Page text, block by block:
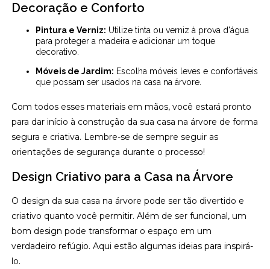
Decoração e Conforto
Pintura e Verniz: Utilize tinta ou verniz à prova d'água
para proteger a madeira e adicionar um toque
decorativo.
Móveis de Jardim: Escolha móveis leves e confortáveis
que possam ser usados na casa na árvore.
Com todos esses materiais em mãos, você estará pronto
para dar início à construção da sua casa na árvore de forma
segura e criativa. Lembre-se de sempre seguir as
orientações de segurança durante o processo!
Design Criativo para a Casa na Árvore
O design da sua casa na árvore pode ser tão divertido e
criativo quanto você permitir. Além de ser funcional, um
bom design pode transformar o espaço em um
verdadeiro refúgio. Aqui estão algumas ideias para inspirá-
lo.